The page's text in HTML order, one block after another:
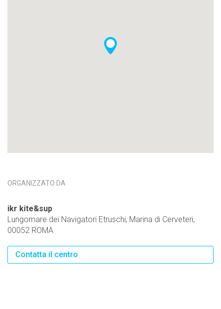
ORGANIZZATO DA
ikr kite&sup
Lungomare dei Navigatori Etruschi, Marina di Cerveteri,
00052 ROMA
Contatta il centro